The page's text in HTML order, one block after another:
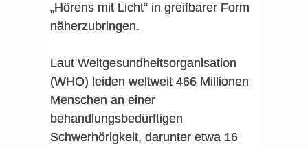
„Hörens mit Licht“ in greifbarer Form
näherzubringen.
Laut Weltgesundheitsorganisation
(WHO) leiden weltweit 466 Millionen
Menschen an einer
behandlungsbedürftigen
Schwerhörigkeit, darunter etwa 16